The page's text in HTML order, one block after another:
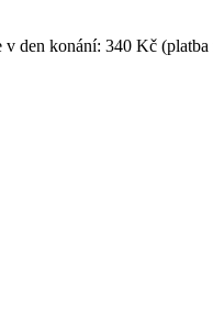
den konání: 340 Kč